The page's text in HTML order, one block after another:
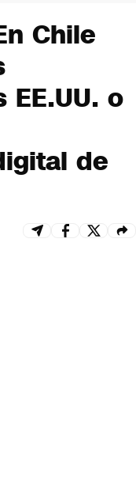
Chile
o
de